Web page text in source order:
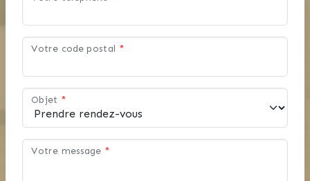
Votre code postal *
Objet *
Votre message *